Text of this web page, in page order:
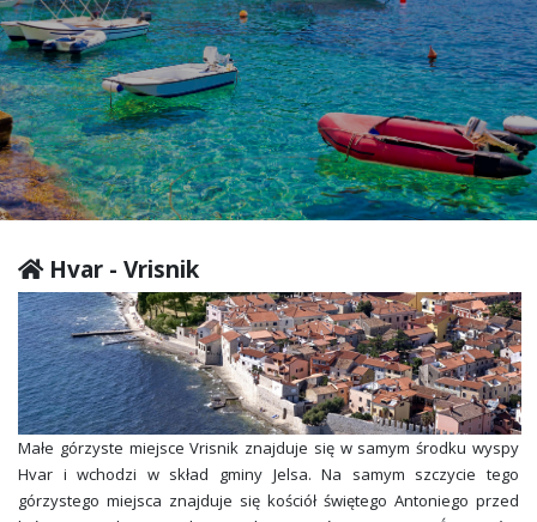
Hvar - Vrisnik
Małe górzyste miejsce Vrisnik znajduje się w samym środku wyspy
Hvar i wchodzi w skład gminy Jelsa. Na samym szczycie tego
górzystego miejsca znajduje się kościół świętego Antoniego przed